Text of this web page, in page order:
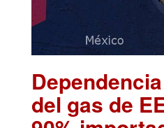
del gas de